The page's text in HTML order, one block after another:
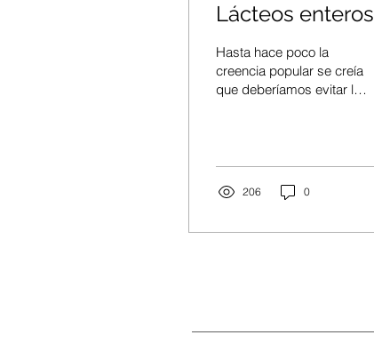
Lácteos enteros
Hasta hace poco la
creencia popular se creía
que deberíamos evitar los
206 0